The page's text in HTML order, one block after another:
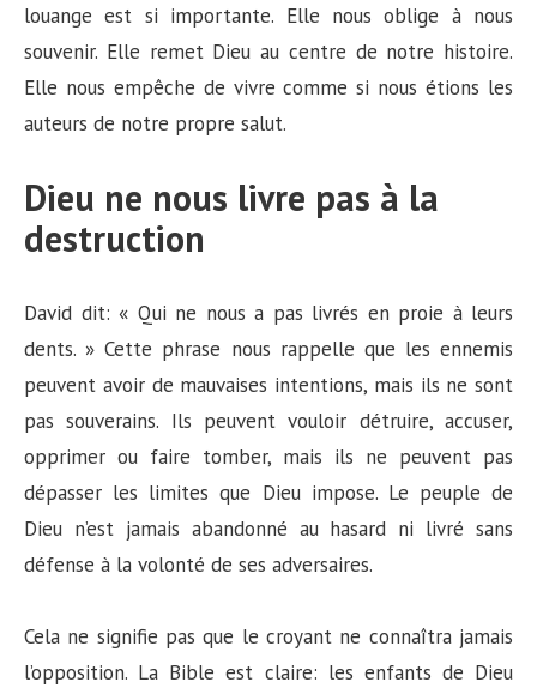
louange est si importante. Elle nous oblige à nous
souvenir. Elle remet Dieu au centre de notre histoire.
Elle nous empêche de vivre comme si nous étions les
auteurs de notre propre salut.
Dieu ne nous livre pas à la
destruction
David dit: « Qui ne nous a pas livrés en proie à leurs
dents. » Cette phrase nous rappelle que les ennemis
peuvent avoir de mauvaises intentions, mais ils ne sont
pas souverains. Ils peuvent vouloir détruire, accuser,
opprimer ou faire tomber, mais ils ne peuvent pas
dépasser les limites que Dieu impose. Le peuple de
Dieu n’est jamais abandonné au hasard ni livré sans
défense à la volonté de ses adversaires.
Cela ne signifie pas que le croyant ne connaîtra jamais
l’opposition. La Bible est claire: les enfants de Dieu